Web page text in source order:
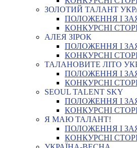
ЗОЛОТИЙ ТАЛАНТ
ПОЛОЖЕННЯ І
КОНКУРСНІ
АЛЕЯ ЗІРОК
ПОЛОЖЕННЯ І
КОНКУРСНІ
ТАЛАНОВИТЕ ЛІТО
ПОЛОЖЕННЯ І
КОНКУРСНІ
SEOUL TALENT SKY
ПОЛОЖЕННЯ І
КОНКУРСНІ
Я МАЮ ТАЛАНТ!
ПОЛОЖЕННЯ І
КОНКУРСНІ